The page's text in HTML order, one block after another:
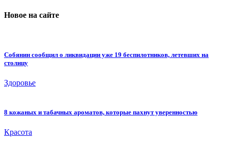
Новое на сайте
Собянин сообщил о ликвидации уже 19 беспилотников, летевших на
столицу
Здоровье
8 кожаных и табачных ароматов, которые пахнут уверенностью
Красота